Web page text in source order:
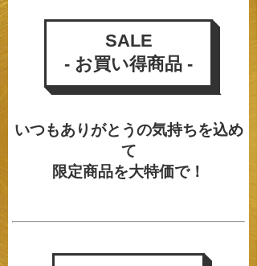
SALE
- お買い得商品 -
いつもありがとうの気持ちを込め
て
限定商品を大特価で！